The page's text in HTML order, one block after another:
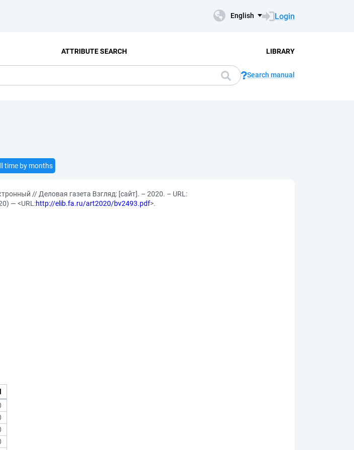
English Login
ATTRIBUTE SEARCH LIBRARY
Search manual
time by months
// Деловая газета Взгляд: [сайт]. – 2020. – URL:
— <URL:http://elib.fa.ru/art2020/bv2493.pdf>.